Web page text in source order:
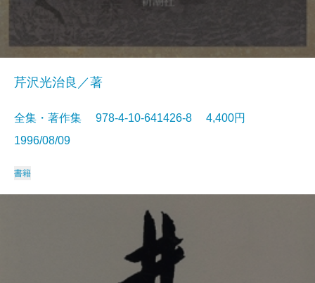
芹沢光治良／著
全集・著作集 978-4-10-641426-8 4,400円
1996/08/09
書籍